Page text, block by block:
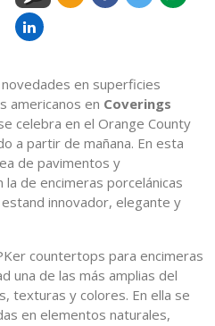
en superficies
americanos en Coverings
celebra en el Orange County
a partir de mañana. En esta
de pavimentos y
de encimeras porcelánicas
innovador, elegante y
countertops para encimeras
una de las más amplias del
texturas y colores. En ella se
en elementos naturales,